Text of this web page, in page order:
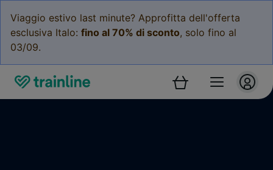
Viaggio estivo last minute? Approfitta dell'offerta
esclusiva Italo: fino al 70% di sconto, solo fino al
03/09.